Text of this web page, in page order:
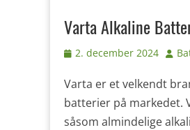
Varta Alkaline
Udgivet
2. december 2024
Varta er et velkendt
batterier på markedet.
såsom almindelige